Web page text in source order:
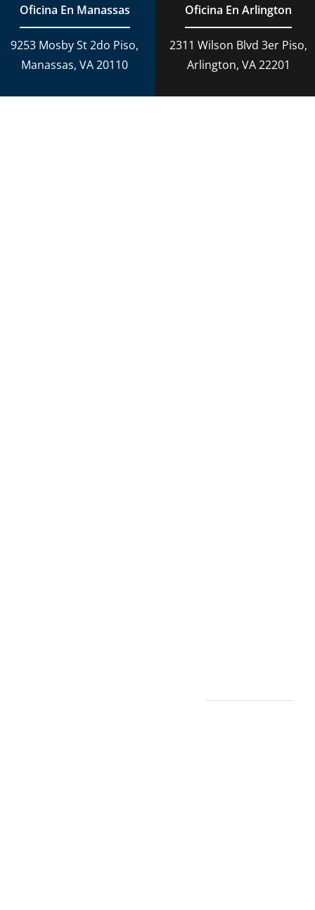
Oficina En Manassas
9253 Mosby St 2do Piso,
Manassas, VA 20110
Oficina En Arlington
2311 Wilson Blvd 3er Piso,
Arlington, VA 22201